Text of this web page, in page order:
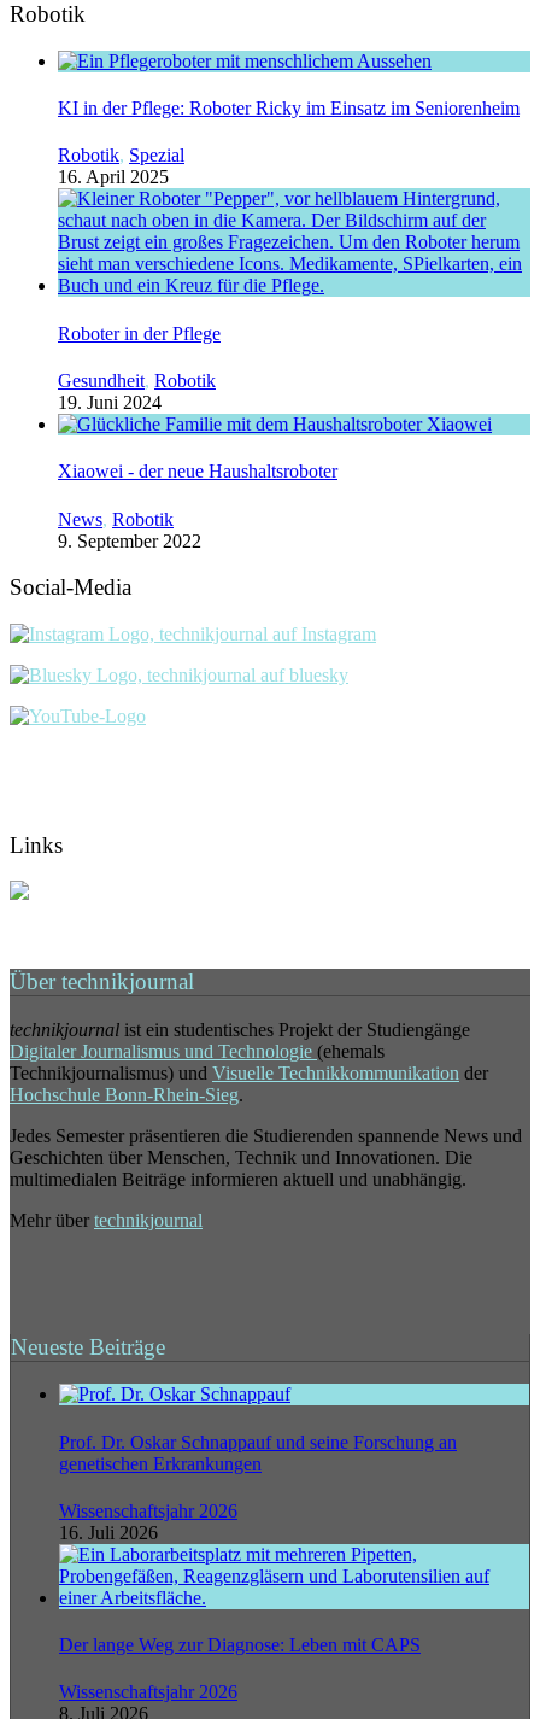
Robotik
KI in der Pflege: Roboter Ricky im Einsatz im Seniorenheim
Robotik, Spezial
16. April 2025
Roboter in der Pflege
Gesundheit, Robotik
19. Juni 2024
Xiaowei - der neue Haushaltsroboter
News, Robotik
9. September 2022
Social-Media
Links
Über technikjournal
technikjournal ist ein studentisches Projekt der Studiengänge
Digitaler Journalismus und Technologie (ehemals
Technikjournalismus) und Visuelle Technikkommunikation der
Hochschule Bonn-Rhein-Sieg.
Jedes Semester präsentieren die Studierenden spannende News und
Geschichten über Menschen, Technik und Innovationen. Die
multimedialen Beiträge informieren aktuell und unabhängig.
Mehr über technikjournal
Neueste Beiträge
Prof. Dr. Oskar Schnappauf und seine Forschung an
genetischen Erkrankungen
Wissenschaftsjahr 2026
16. Juli 2026
Der lange Weg zur Diagnose: Leben mit CAPS
Wissenschaftsjahr 2026
8. Juli 2026